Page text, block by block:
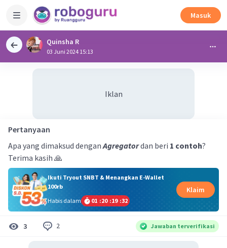
Masuk
Quinsha R
03 Juni 2024 15:13
Iklan
Pertanyaan
Apa yang dimaksud denganAgregatordan beri 1 contoh?
Terima kasih 🙏
Ikuti Tryout SNBT & Menangkan E-Wallet
100rb
Habis dalam
01 :20 :19 :31
Klaim
3 2 Jawaban terverifikasi